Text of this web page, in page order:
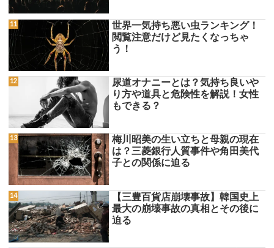
世界一気持ち悪い虫ランキング！
閲覧注意だけど見たくなっちゃ
う！
尿道オナニーとは？気持ち良いや
り方や道具と危険性を解説！女性
もできる？
梅川昭美の生い立ちと母親の現在
は？三菱銀行人質事件や角田美代
子との関係に迫る
【三豊百貨店崩壊事故】韓国史上
最大の崩壊事故の真相とその後に
迫る